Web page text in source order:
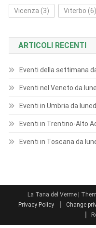
Vicenza (3) Viterbo (6)
ARTICOLI RECENTI
Eventi della settimana
Eventi nel Veneto da
Eventi in Umbria da
Eventi in Trentino-Alto
Eventi in Toscana da
La Tana del Verme
Privacy Policy
Change